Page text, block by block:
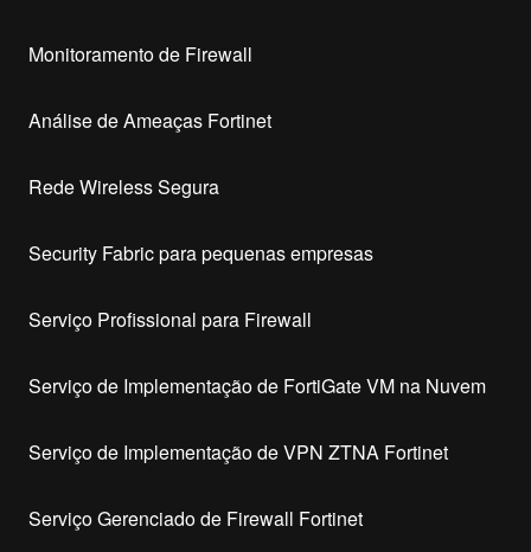
Monitoramento de Firewall
Análise de Ameaças Fortinet
Rede Wireless Segura
Security Fabric para pequenas empresas
Serviço Profissional para Firewall
Serviço de Implementação de FortiGate VM na Nuvem
Serviço de Implementação de VPN ZTNA Fortinet
Serviço Gerenciado de Firewall Fortinet